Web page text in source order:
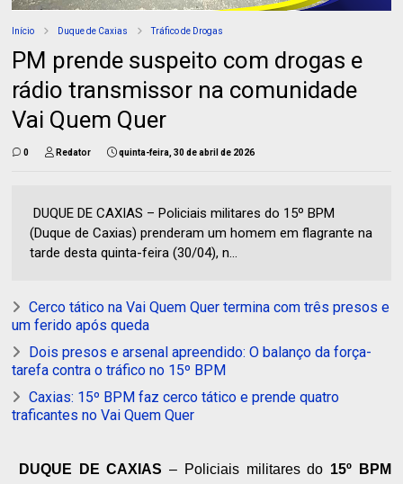
Início Duque de Caxias Tráfico de Drogas
PM prende suspeito com drogas e
rádio transmissor na comunidade
Vai Quem Quer
0 Redator quinta-feira, 30 de abril de 2026
DUQUE DE CAXIAS – Policiais militares do 15º BPM
(Duque de Caxias) prenderam um homem em flagrante na
tarde desta quinta-feira (30/04), n...
Cerco tático na Vai Quem Quer termina com três presos e
um ferido após queda
Dois presos e arsenal apreendido: O balanço da força-
tarefa contra o tráfico no 15º BPM
Caxias: 15º BPM faz cerco tático e prende quatro
traficantes no Vai Quem Quer
DUQUE DE CAXIAS – Policiais militares do 15º BPM